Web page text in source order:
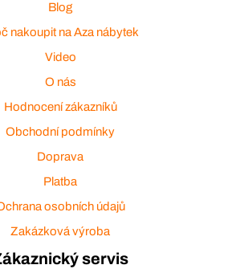
Blog
nakoupit na Aza nábytek
Video
O nás
Hodnocení zákazníků
Obchodní podmínky
Doprava
Platba
osobních údajů
Zakázková výroba
servis